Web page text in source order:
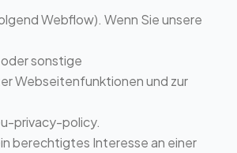
Webflow). Wenn Sie unsere
sonstige
Webseitenfunktionen und zur
privacy-policy.
berechtigtes Interesse an einer